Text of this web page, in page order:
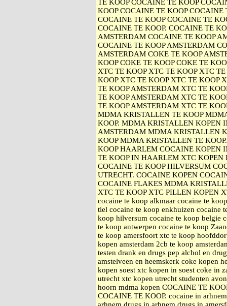
TE KOOP COCAINE TE KOOP
KOOP COCAINE TE KOOP
COCAINE TE KOOP COCAINE TE
COCAINE TE KOOP. COCAINE TE
AMSTERDAM COCAINE TE KOOP
COCAINE TE KOOP AMSTERDAM
AMSTERDAM COKE TE KOOP
KOOP COKE TE KOOP COKE TE
XTC TE KOOP XTC TE KOOP XTC
KOOP XTC TE KOOP XTC TE KOOP
TE KOOP AMSTERDAM XTC TE
TE KOOP AMSTERDAM XTC TE
TE KOOP AMSTERDAM XTC TE
MDMA KRISTALLEN TE KOOP
KOOP. MDMA KRISTALLEN KOPEN
AMSTERDAM MDMA KRISTALLEN
KOOP MDMA KRISTALLEN TE
KOOP HAARLEM COCAINE KOPEN
TE KOOP IN HAARLEM XTC
COCAINE TE KOOP HILVERSUM
UTRECHT. COCAINE KOPEN
COCAINE FLAKES MDMA
XTC TE KOOP XTC PILLEN KOPEN
cocaine te koop alkmaar cocaine te
tiel cocaine te koop enkhuizen cocaine
koop hilversum cocaine te koop belgie
te koop antwerpen cocaine te koop
te koop amersfoort xtc te koop
kopen amsterdam 2cb te koop
testen drank en drugs pep alchol en
amstelveen en heemskerk coke kopen
kopen soest xtc kopen in soest coke in
utrecht xtc kopen utrecht studenten
hoorn mdma kopen COCAINE TE
COCAINE TE KOOP. cocaine in